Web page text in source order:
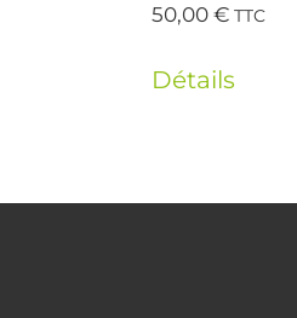
50,00€ TTC
Détails